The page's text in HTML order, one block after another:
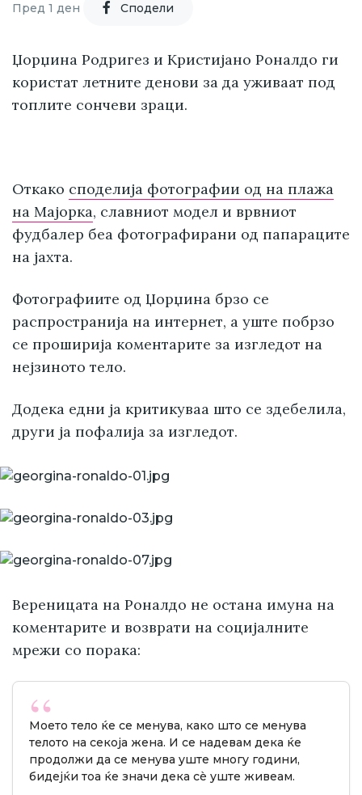
Пред 1 ден Cподели
Џорџина Родригез и Кристијано Роналдо ги
користат летните денови за да уживаат под
топлите сончеви зраци.
Откако споделија фотографии од на плажа
на Мајорка, славниот модел и врвниот
фудбалер беа фотографирани од папараците
на јахта.
Фотографиите од Џорџина брзо се
распространија на интернет, а уште побрзо
се проширија коментарите за изгледот на
нејзиното тело.
Додека едни ја критикуваа што се здебелила,
други ја пофалија за изгледот.
Вереницата на Роналдо не остана имуна на
коментарите и возврати на социјалните
мрежи со порака:
Моето тело ќе се менува, како што се менува
телото на секоја жена. И се надевам дека ќе
продолжи да се менува уште многу години,
бидејќи тоа ќе значи дека сè уште живеам.